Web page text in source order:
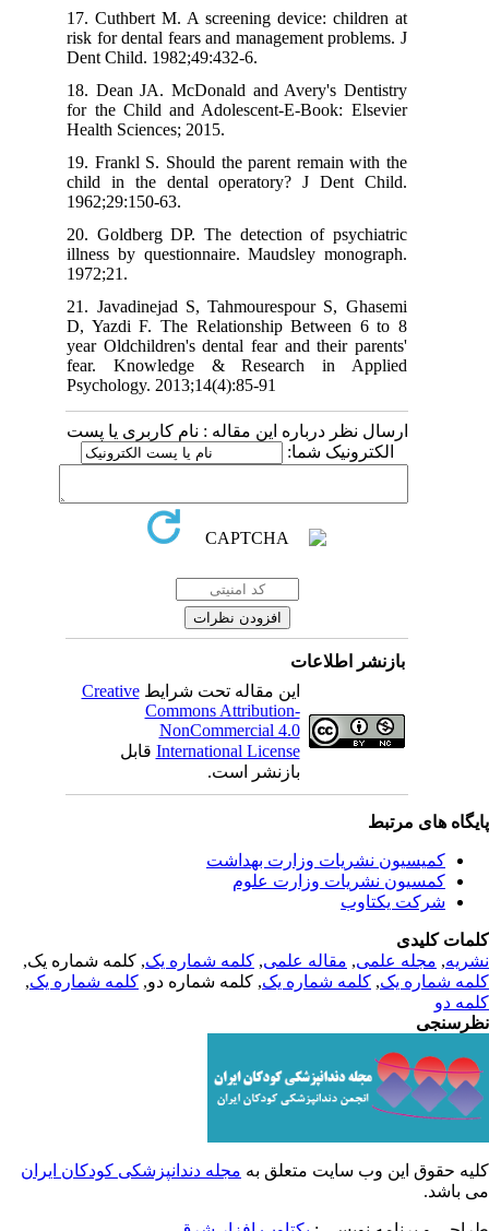
17. Cuthbert M. A screening device: children at
risk for dental fears and management problems. J
Dent Child. 1982;49:432-6.
18. Dean JA. McDonald and Avery's Dentistry
for the Child and Adolescent-E-Book: Elsevier
Health Sciences; 2015.
19. Frankl S. Should the parent remain with the
child in the dental operatory? J Dent Child.
1962;29:150-63.
20. Goldberg DP. The detection of psychiatric
illness by questionnaire. Maudsley monograph.
1972;21.
21. Javadinejad S, Tahmourespour S, Ghasemi
D, Yazdi F. The Relationship Between 6 to 8
year Oldchildren's dental fear and their parents'
fear. Knowledge & Research in Applied
Psychology. 2013;14(4):85-91
ارسال نظر درباره این مقاله : نام کاربری یا پست
الکترونیک شما:
بازنشر اطلاعات
این مقاله تحت شرایطCreative
Commons Attribution-
NonCommercial 4.0
International Licenseقابل
بازنشر است.
های مرتبط
کمیسیون نشریات وزارت بهداشت
کمسیون نشریات وزارت علوم
شرکت یکتاوب
کلیدی
,مجله علمی, مقاله علمی, کلمه شماره یک, کلمه شماره یک,
شماره یک,کلمه شماره یک, کلمه شماره دو,کلمه شماره یک,
دو
حقوق این وب سایت متعلق بهمجله دندانپزشکی کودکان ایران
باشد.